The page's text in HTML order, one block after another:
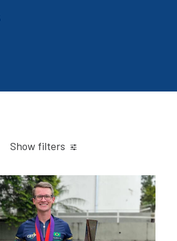
Show filters